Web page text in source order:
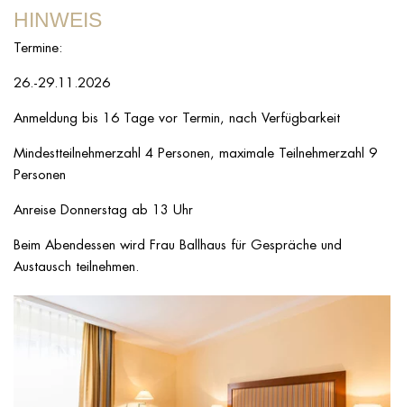
HINWEIS
Termine:
26.-29.11.2026
Anmeldung bis 16 Tage vor Termin, nach Verfügbarkeit
Mindestteilnehmerzahl 4 Personen, maximale Teilnehmerzahl 9
Personen
Anreise Donnerstag ab 13 Uhr
Beim Abendessen wird Frau Ballhaus für Gespräche und
Austausch teilnehmen.